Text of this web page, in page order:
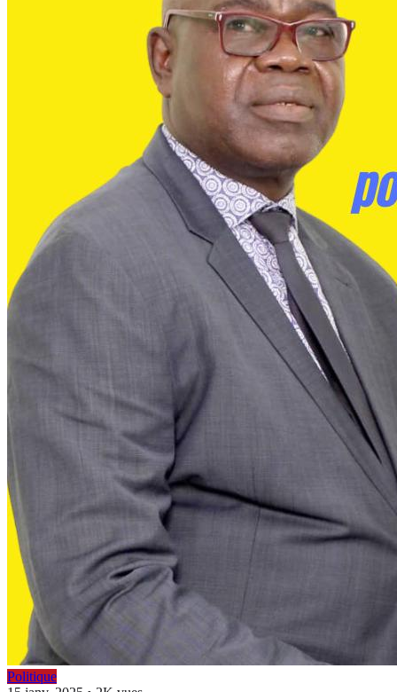
Politique